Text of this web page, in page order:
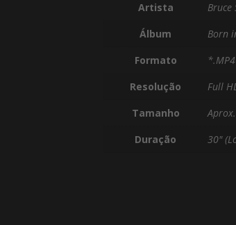
Artista
Bruce
Álbum
Born
Formato
*.MP4
Resolução
Full
Tamanho
Duração
30"